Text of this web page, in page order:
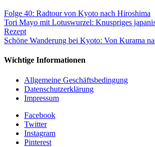
Folge 40: Radtour von Kyoto nach Hiroshima
Tori Mayo mit Lotuswurzel: Knuspriges
Rezept
Schöne Wanderung bei Kyoto: Von Kurama
Wichtige Informationen
Allgemeine Geschäftsbedingung
Datenschutzerklärung
Impressum
Facebook
Twitter
Instagram
Pinterest